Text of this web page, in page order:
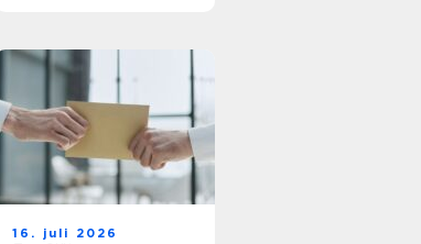
16. juli 2026